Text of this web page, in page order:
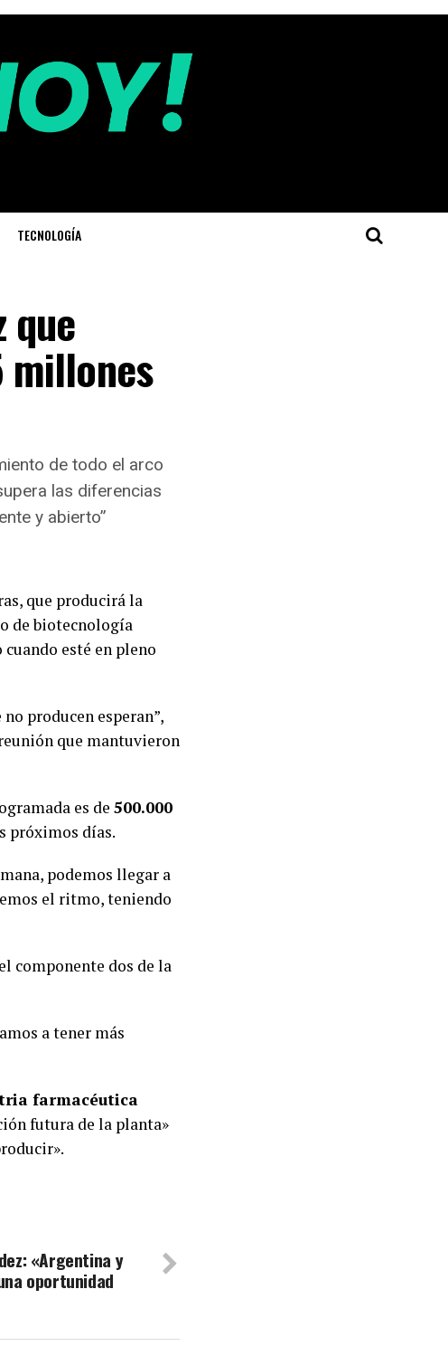
TECNOLOGÍA
que
millones
de todo el arco
las diferencias
y abierto”
que producirá la
de biotecnología
esté en pleno
producen esperan”,
que mantuvieron
es de 500.000
próximos días.
podemos llegar a
el ritmo, teniendo
componente dos de la
a tener más
farmacéutica
futura de la planta»
«Argentina y
oportunidad